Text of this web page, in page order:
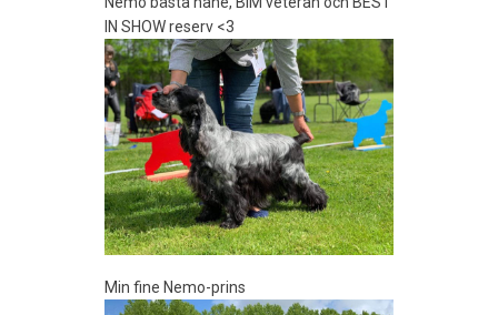
IN SHOW reserv <3
Min fine Nemo-prins